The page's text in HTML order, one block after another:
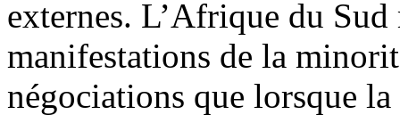
externes. L’Afrique du
manifestations de la
négociations que lorsque